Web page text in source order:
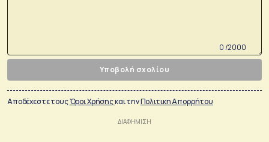
0 /2000
Υποβολή σχολίου
Αποδέχεστε τουςΌροι Χρήσηςκαι τηνΠολιτικη Απορρήτου